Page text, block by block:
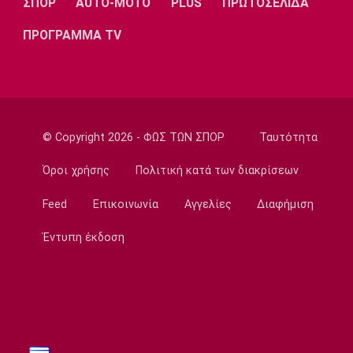
EuroLeague
Κάνααν: «Είμαι ανοικτός να παίξω εκτός
Euroleague»
Αντίπαλοι Εθνικής: Με Μίχαλιουκ και Λεν η
Europa League
ΠΡΟΓΡΑΜΜΑ TV
© Copyright 2026 - ΦΩΣ ΤΩΝ ΣΠΟΡ Ταυτότητα
Όροι χρήσης Πολιτική κατά των διακρίσεων
Feed Επικοινωνία Αγγελίες Διαφήμιση
Έντυπη έκδοση